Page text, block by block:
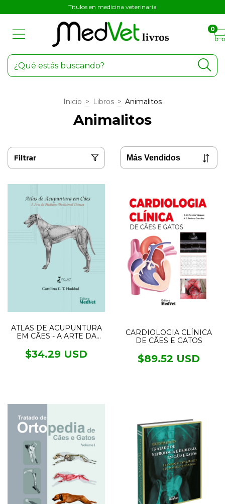
Títulos en medicina veterinaria
0
Inicio > Libros > Animalitos
Animalitos
Filtrar
ATLAS DE ACUPUNTURA
EM CÃES - A ARTE DA
CHINESA
$34.29 USD
CARDIOLOGIA CLÍNICA
DE CÃES E GATOS
$89.52 USD